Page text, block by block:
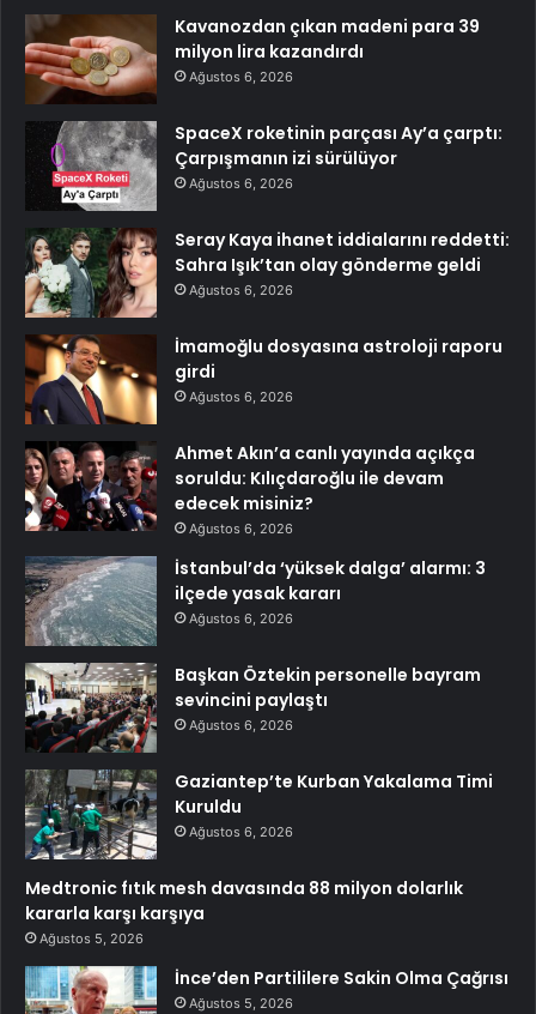
Kavanozdan çıkan madeni para 39
milyon lira kazandırdı
Ağustos 6, 2026
SpaceX roketinin parçası Ay’a çarptı:
Çarpışmanın izi sürülüyor
Ağustos 6, 2026
Seray Kaya ihanet iddialarını reddetti:
Sahra Işık’tan olay gönderme geldi
Ağustos 6, 2026
İmamoğlu dosyasına astroloji raporu
girdi
Ağustos 6, 2026
Ahmet Akın’a canlı yayında açıkça
soruldu: Kılıçdaroğlu ile devam
edecek misiniz?
Ağustos 6, 2026
İstanbul’da ‘yüksek dalga’ alarmı: 3
ilçede yasak kararı
Ağustos 6, 2026
Başkan Öztekin personelle bayram
sevincini paylaştı
Ağustos 6, 2026
Gaziantep’te Kurban Yakalama Timi
Kuruldu
Ağustos 6, 2026
Medtronic fıtık mesh davasında 88 milyon dolarlık
kararla karşı karşıya
Ağustos 5, 2026
İnce’den Partililere Sakin Olma Çağrısı
Ağustos 5, 2026